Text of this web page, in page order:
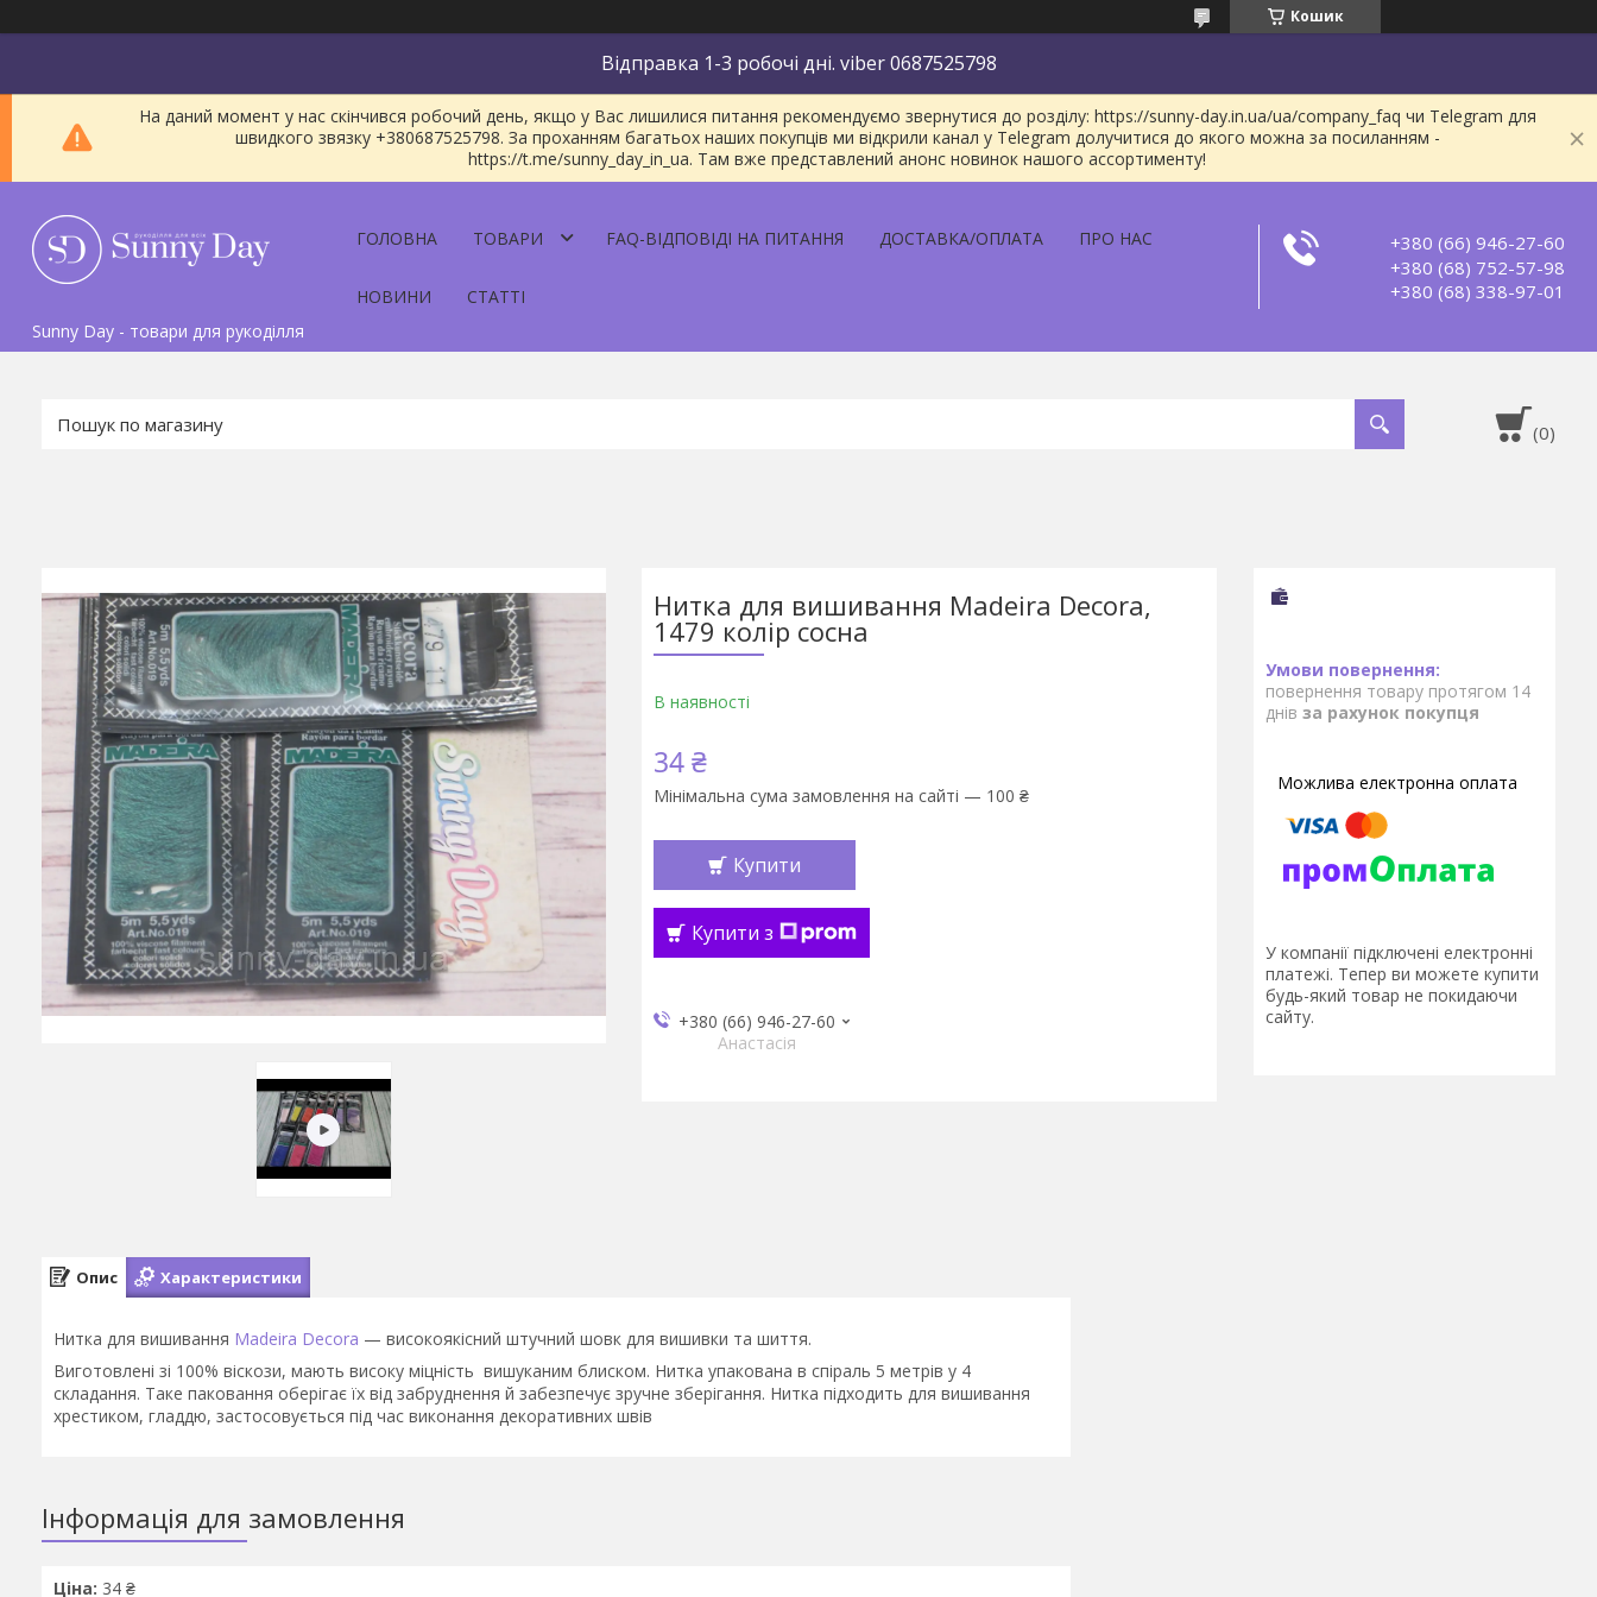
Кошик
Відправка 1-3 робочі дні. viber 0687525798
На даний момент у нас скінчився робочий день, якщо у Вас лишилися питання рекомендуємо звернутися до розділу: https://sunny-day.in.ua/ua/company_faq чи Telegram для
швидкого звязку +380687525798. За проханням багатьох наших покупців ми відкрили канал у Telegram долучитися до якого можна за посиланням -
https://t.me/sunny_day_in_ua. Там вже представлений анонс новинок нашого ассортименту!
Sunny Day - товари для рукоділля
ГОЛОВНА ТОВАРИ FAQ-ВІДПОВІДІ НА ПИТАННЯ ДОСТАВКА/ОПЛАТА ПРО НАС
НОВИНИ СТАТТІ
+380 (66) 946-27-60
+380 (68) 752-57-98
+380 (68) 338-97-01
Нитка для вишивання Madeira Decora,
1479 колір сосна
В наявності
34 ₴
Мінімальна сума замовлення на сайті — 100 ₴
Купити
Купити з
+380 (66) 946-27-60
Анастасія
повернення товару протягом 14
днів за рахунок покупця
У компанії підключені електронні
платежі. Тепер ви можете купити
будь-який товар не покидаючи
сайту.
Опис Характеристики
Нитка для вишивання Madeira Decora — високоякісний штучний шовк для вишивки та шиття.
Виготовлені зі 100% віскози, мають високу міцність вишуканим блиском. Нитка упакована в спіраль 5 метрів у 4
складання. Таке паковання оберігає їх від забруднення й забезпечує зручне зберігання. Нитка підходить для вишивання
хрестиком, гладдю, застосовується під час виконання декоративних швів
Інформація для замовлення
Ціна: 34 ₴